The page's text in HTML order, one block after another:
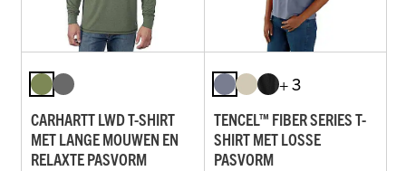
CARHARTT LWD T-SHIRT
MET LANGE MOUWEN EN
RELAXTE PASVORM
+ 3
TENCEL™ FIBER SERIES T-
SHIRT MET LOSSE
PASVORM